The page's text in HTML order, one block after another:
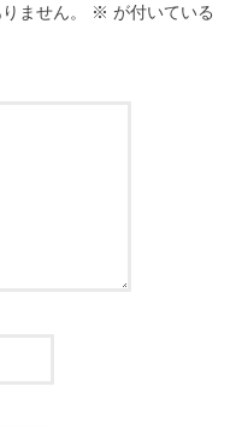
ません。 ※ が付いている